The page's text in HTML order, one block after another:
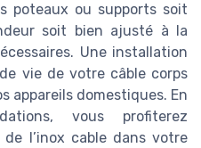
poteaux ou supports soit
soit bien ajusté à la
Une installation
vie de votre câble corps
appareils domestiques. En
vous profiterez
l’inox cable dans votre